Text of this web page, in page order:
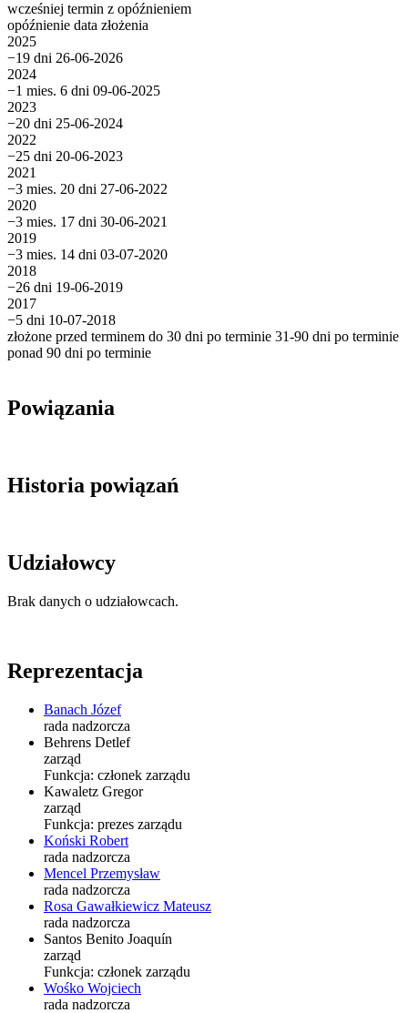
wcześniej termin z opóźnieniem
opóźnienie data złożenia
2025
−19 dni 26-06-2026
2024
−1 mies. 6 dni 09-06-2025
2023
−20 dni 25-06-2024
2022
−25 dni 20-06-2023
2021
−3 mies. 20 dni 27-06-2022
2020
−3 mies. 17 dni 30-06-2021
2019
−3 mies. 14 dni 03-07-2020
2018
−26 dni 19-06-2019
2017
−5 dni 10-07-2018
złożone przed terminem do 30 dni po terminie 31-90 dni po terminie
ponad 90 dni po terminie
Powiązania
Historia powiązań
Udziałowcy
Brak danych o udziałowcach.
Reprezentacja
Banach Józef
rada nadzorcza
Behrens Detlef
zarząd
Funkcja: członek zarządu
Kawaletz Gregor
zarząd
Funkcja: prezes zarządu
Koński Robert
rada nadzorcza
Mencel Przemysław
rada nadzorcza
Rosa Gawałkiewicz Mateusz
rada nadzorcza
Santos Benito Joaquín
zarząd
Funkcja: członek zarządu
Wośko Wojciech
rada nadzorcza